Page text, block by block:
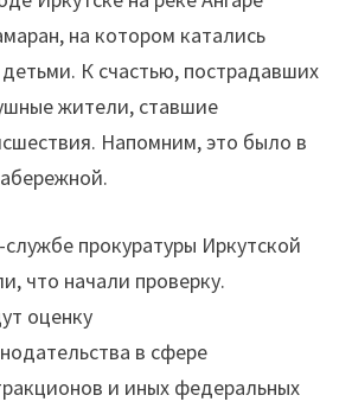
на котором катались
К счастью, пострадавших
жители, ставшие
Напомним, это было в
службе прокуратуры Иркутской
что начали проверку.
оценку
в сфере
и иных федеральных